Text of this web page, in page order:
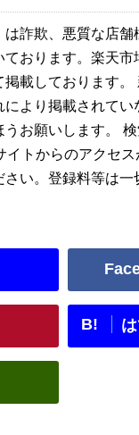
は詐欺、悪質な店舗
おります。楽天市
載しております。
により掲載されてい
うお願いします。
イトからのアクセ
い。登録料等は一
B!